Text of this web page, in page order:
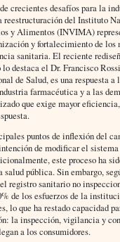
crecientes desafíos para la
reestructuración del Instituto
y Alimentos (INVIMA)
y fortalecimiento de los
sanitaria. El reciente
destaca el Dr. Francisco
de Salud, es una respuesta a
farmacéutica y a las
que exige mayor
puntos de inflexión del
de modificar el sistema
este proceso ha
pública. Sin embargo,
registro sanitario no
de los esfuerzos de la
lo que ha restado capacidad
la inspección, vigilancia y
a los consumidores.